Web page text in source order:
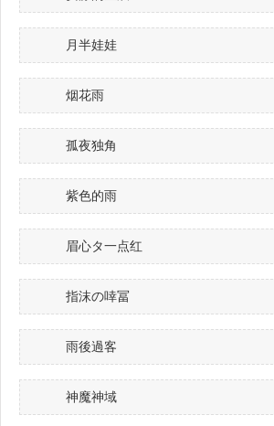
月半娃娃
烟花雨
孤夜独角
紫色的雨
眉心タ一点红
指沫の啈冨
雨後過客
神魔神域